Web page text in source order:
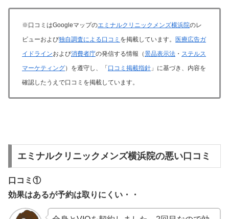
※口コミはGoogleマップのエミナルクリニックメンズ横浜院のレ
ビューおよび独自調査による口コミ を掲載しています。 医療広告ガ
イドラインおよび消費者庁の発信する情報（景品表示法 ・ ステルス
マーケティング）を遵守し、「口コミ掲載指針 」に基づき、内容を
確認したうえで口コミを掲載しています。
エミナルクリニックメンズ横浜院の悪い口コミ
口コミ①
効果はあるが予約は取りにくい・・